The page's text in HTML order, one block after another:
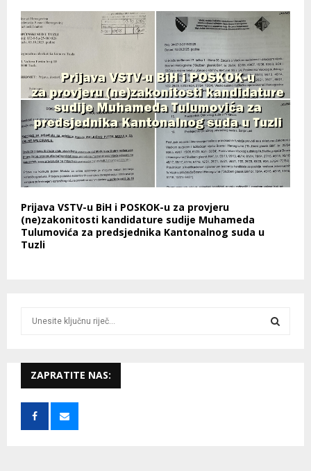
Prijava VSTV-u BiH i POSKOK-u za provjeru
(ne)zakonitosti kandidature sudije Muhameda
Tulumovića za predsjednika Kantonalnog suda u
Tuzli
h
f
r
ZAPRATITE NAS: